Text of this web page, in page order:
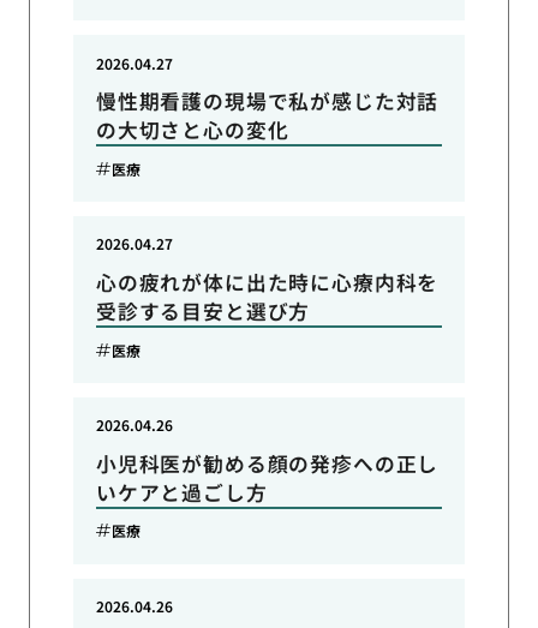
慢性期看護の現場で私が感じた対話
の大切さと心の変化
2026.04.27
医療
心の疲れが体に出た時に心療内科を
受診する目安と選び方
2026.04.27
医療
小児科医が勧める顔の発疹への正し
いケアと過ごし方
2026.04.26
医療
2026.04.26